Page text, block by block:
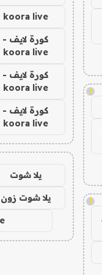
!
!
koora live
كورة لايف -
koora live
كورة لايف -
koora live
كورة لايف -
koora live
يلا شوت
يلا شوت زون